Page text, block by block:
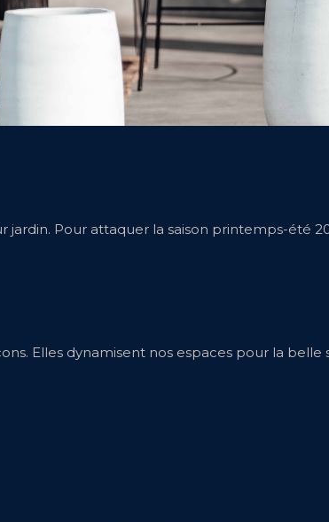
Pour attaquer la saison printemps-été
Elles dynamisent nos espaces pour la belle